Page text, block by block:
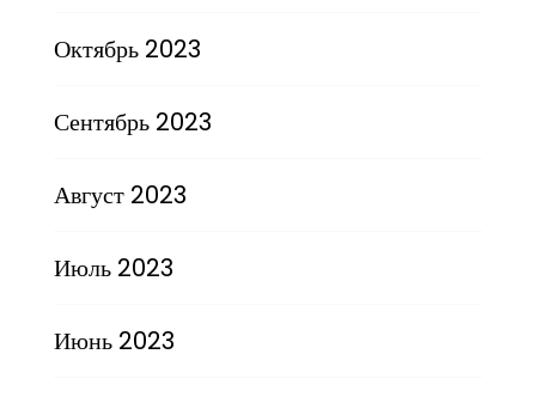
Октябрь 2023
Сентябрь 2023
Август 2023
Июль 2023
Июнь 2023